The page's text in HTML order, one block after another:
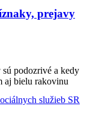
služieb SR
prejavy
podozrivé a kedy
aj bielu rakovinu